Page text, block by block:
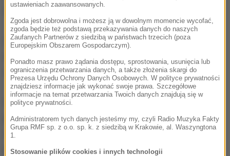
Osiedliło się tam wielu rebeliantów i cywilów, którzy
musieli uciekać z miasta Aleppo podczas ofensywy
sił rządowych z końca ubiegłego roku.
W Azaz już wcześniej dochodziło do ataków
przeprowadzanych przez dżihadystów z tak
zwanego Państwa Islamskiego, którzy usiłują
przejąć kontrolę nad miejscowością.
ustawieniach zaawansowanych.
Zgoda jest dobrowolna i możesz ją w dowolnym momencie wycofać,
zgoda będzie też podstawą przekazywania danych do naszych
Zaufanych Partnerów z siedzibą w państwach trzecich (poza
Europejskim Obszarem Gospodarczym).
Ponadto masz prawo żądania dostępu, sprostowania, usunięcia lub
ograniczenia przetwarzania danych, a także złożenia skargi do
Prezesa Urzędu Ochrony Danych Osobowych. W polityce prywatności
znajdziesz informacje jak wykonać swoje prawa. Szczegółowe
informacje na temat przetwarzania Twoich danych znajdują się w
polityce prywatności.
Administratorem tych danych jesteśmy my, czyli Radio Muzyka Fakty
Grupa RMF sp. z o.o. sp. k. z siedzibą w Krakowie, al. Waszyngtona
1.
Stosowanie plików cookies i innych technologii